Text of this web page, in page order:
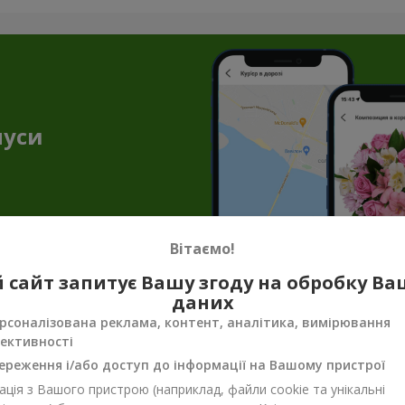
до квітів — торт як подарунок
незабутню атмосферу. Але букет квітів з тортом
якщо ви збираєтесь в гості, готуєтесь до побачення
свята.
Вітаємо!
сайт запитує Вашу згоду на обробку
даних
реклама, контент, аналітика, вимірювання
і/або доступ до інформації на Вашому пристрої
з Вашого пристрою (наприклад, файли cookie та унікальні